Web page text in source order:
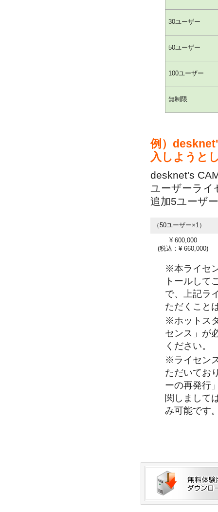
30ユーザー
50ユーザー
100ユーザー
無制限
例）
入しようと
desknet's
ユーザーライ
追加5ユーザ
（50ユーザー×1）
¥ 600,000
(税込：¥ 660,000)
※本ライセ
トールして
で、上記ラ
ただくこと
※ホットス
センス」が
ください。
※ライセン
ただいてお
ーの再発行
関しまして
み可能です